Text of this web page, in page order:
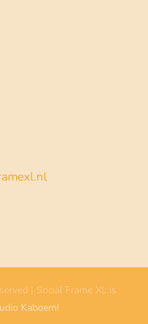
| Social Frame XL is
Kaboem!